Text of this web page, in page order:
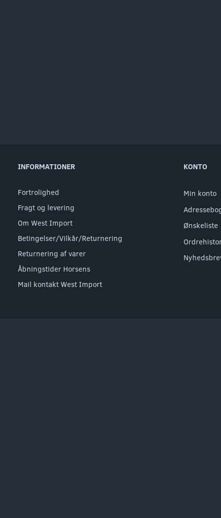
INFORMATIONER
Fortrolighed
Fragt og levering
Om West Import
Betingelser/Vilkår/Returnering
Returnering af varer
Åbningstider Horsens
Mail kontakt West Import
KONTO
Min konto
Ønskeliste